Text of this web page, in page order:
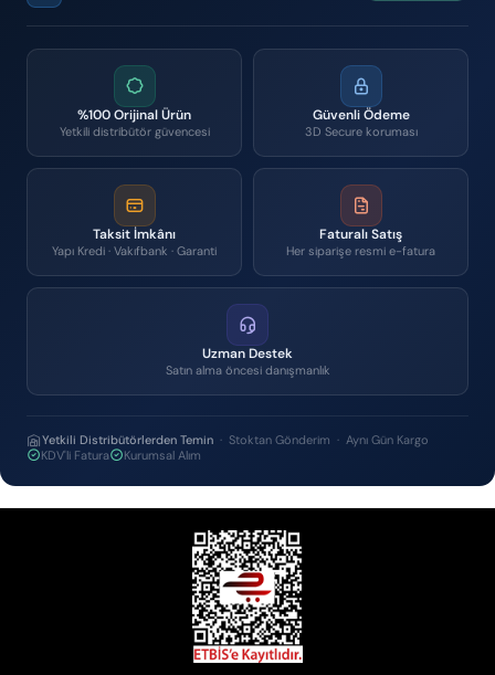
%100 Orijinal Ürün
Yetkili distribütör güvencesi
Güvenli Ödeme
3D Secure koruması
Taksit İmkânı
Yapı Kredi · Vakıfbank · Garanti
Faturalı Satış
Her siparişe resmi e-fatura
Uzman Destek
Satın alma öncesi danışmanlık
Yetkili Distribütörlerden Temin · Stoktan Gönderim · Aynı Gün Kargo
KDV'li Fatura
Kurumsal Alım